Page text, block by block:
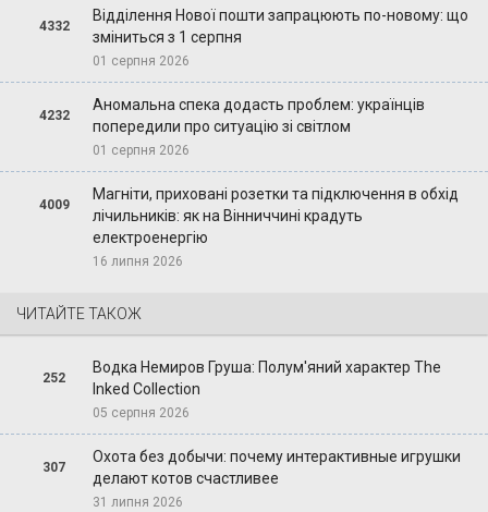
4332
Відділення Нової пошти запрацюють по-новому: що
зміниться з 1 серпня
01 серпня 2026
4232
Аномальна спека додасть проблем: українців
попередили про ситуацію зі світлом
01 серпня 2026
4009
Магніти, приховані розетки та підключення в обхід
лічильників: як на Вінниччині крадуть
електроенергію
16 липня 2026
ЧИТАЙТЕ ТАКОЖ
252
Водка Немиров Груша: Полум'яний характер The
Inked Collection
05 серпня 2026
307
Охота без добычи: почему интерактивные игрушки
делают котов счастливее
31 липня 2026